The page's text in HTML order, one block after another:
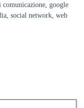
comunicazione google
social network web